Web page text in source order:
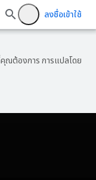
ลงชื่อเข้าใช้
คุณต้องการ การแปลโดย